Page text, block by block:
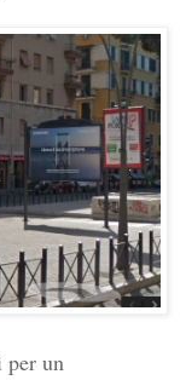
per un